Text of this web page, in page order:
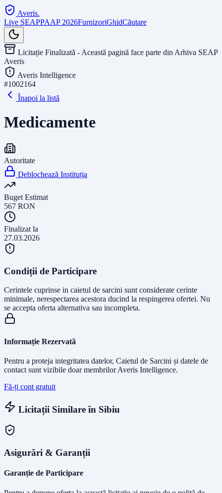
Averis.
Live SEAPPAAP 2026FurnizoriGhidCăutare
Licitație Finalizată - Această pagină face parte din Arhiva SEAP
Averis
Averis Intelligence
#1002164
Înapoi la listă
Medicamente
Autoritate
Deblochează Instituția
Buget Estimat
567 RON
Finalizat la
27.03.2026
Condiții de Participare
Cerintele cuprinse in caietul de sarcini sunt considerate cerinte
minimale, nerespectarea acestora ducind la respingerea ofertei. Nu
se accepta oferta alternativa sau incompleta.
Informație Rezervată
Pentru a proteja integritatea datelor, Caietul de Sarcini și datele de
contact sunt vizibile doar membrilor Averis Intelligence.
Fă-ți cont gratuit
Licitații Similare în Sibiu
Asigurări & Garanții
Garanție de Participare